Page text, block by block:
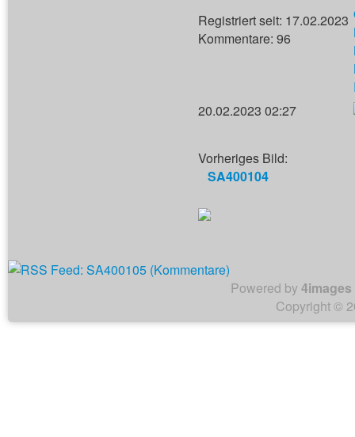
Registriert seit: 17.02.2023
Kommentare: 96
20.02.2023 02:27
Vorheriges Bild:
SA400104
Powered by4images
Copyright ©